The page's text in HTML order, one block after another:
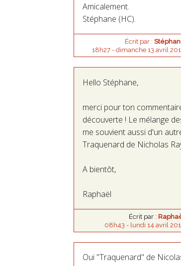
Amicalement.
Stéphane (HC).
Écrit par :
18h27- dimanche 13 avril
Hello Stéphane,
merci pour ton
découverte ! Le mélange
me souvient aussi d'un
Traquenard de Nicholas
A bientôt,
Raphaël
Écrit par :
08h43 - lundi 14 avril
Oui "Traquenard" de